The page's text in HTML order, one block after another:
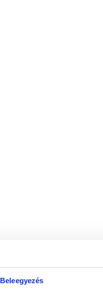
Beleegyezés